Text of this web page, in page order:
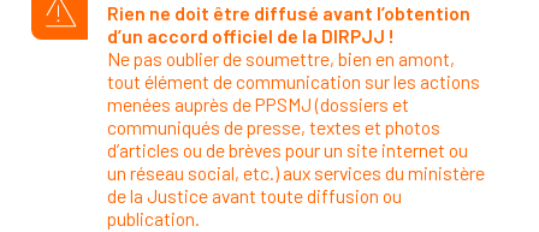
Rien ne doit être diffusé avant l’obtention
d’un accord officiel de la DIRPJJ !
Ne pas oublier de soumettre, bien en amont,
tout élément de communication sur les actions
menées auprès de PPSMJ (dossiers et
communiqués de presse, textes et photos
d’articles ou de brèves pour un site internet ou
un réseau social, etc.) aux services du ministère
de la Justice avant toute diffusion ou
publication.